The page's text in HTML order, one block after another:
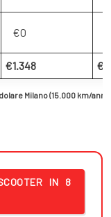
Milano (15.000 km/
€0
€1.348
IN 8